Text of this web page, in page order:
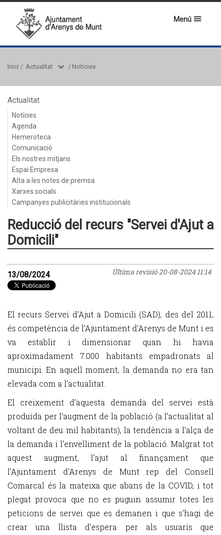
Menú
Inici / Actualitat / Notícies
Actualitat
Notícies
Agenda
Hemeroteca
Comunicació
Els nostres mitjans
Espai Empresa
Alta a les notes de premsa
Xarxes socials
Campanyes publicitàries institucionals
Reducció del recurs "Servei d'Ajut a
Domicili"
Última revisió20-08-2024 11:14
13/08/2024
El recurs Servei d’Ajut a Domicili (SAD), des del 2011,
és competència de l’Ajuntament d’Arenys de Munt i es
va establir i dimensionar quan hi havia
aproximadament 7.000 habitants empadronats al
municipi. En aquell moment, la demanda no era tan
elevada com a l’actualitat.
El creixement d’aquesta demanda del servei està
produïda per l’augment de la població (a l’actualitat al
voltant de deu mil habitants), la tendència a l’alça de
la demanda i l’envelliment de la població. Malgrat tot
aquest augment, l’ajut al finançament que
l’Ajuntament d’Arenys de Munt rep del Consell
Comarcal és la mateixa que abans de la COVID, i tot
plegat provoca que no es puguin assumir totes les
peticions de servei que es demanen i que s’hagi de
crear una llista d’espera per als usuaris que